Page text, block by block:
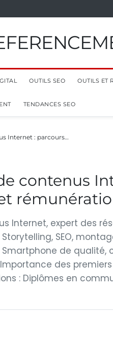
OUTILS SEO OUTILS ET
TENDANCES SEO
Internet : parcours…
contenus
Internet, expert des
SEO,
de qualité,
des
: Diplômes en